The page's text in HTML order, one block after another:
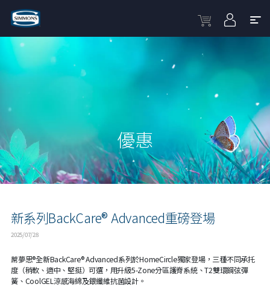
優惠
新系列BackCare® Advanced重磅登場
2025/07/28
蓆夢思®全新BackCare® Advanced系列於HomeCircle獨家登場，三種不同承托
度（稍軟、適中、堅挺）可選，用升級5-Zone分區護脊系統、T2雙環鋼弦彈
簧、CoolGEL涼感海綿及銀纖維抗菌設計。